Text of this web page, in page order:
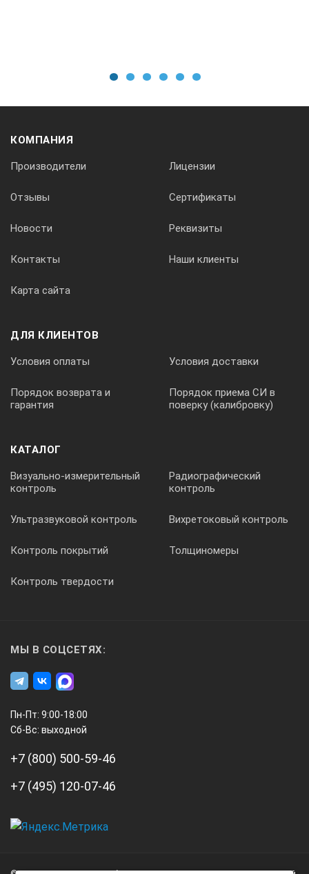
КОМПАНИЯ
Производители Лицензии
Отзывы Сертификаты
Новости Реквизиты
Контакты Наши клиенты
Карта сайта
ДЛЯ КЛИЕНТОВ
Условия оплаты Условия доставки
Порядок возврата и
гарантия
Порядок приема СИ в
поверку (калибровку)
КАТАЛОГ
Визуально-измерительный
контроль
Радиографический
контроль
Ультразвуковой контроль Вихретоковый контроль
Контроль покрытий Толщиномеры
Контроль твердости
МЫ В СОЦСЕТЯХ:
Пн-Пт: 9:00-18:00
Сб-Вс: выходной
+7 (800) 500-59-46
+7 (495) 120-07-46